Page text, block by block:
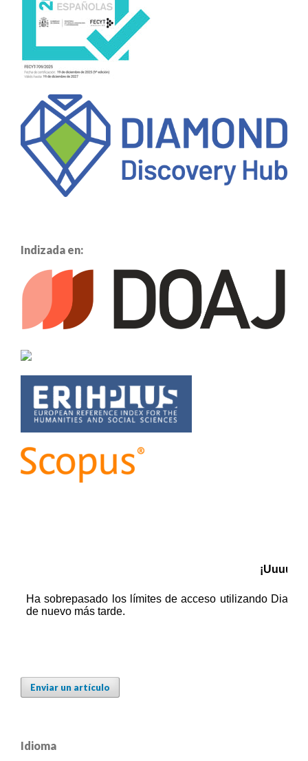
Indizada en:
Enviar un artículo
Idioma